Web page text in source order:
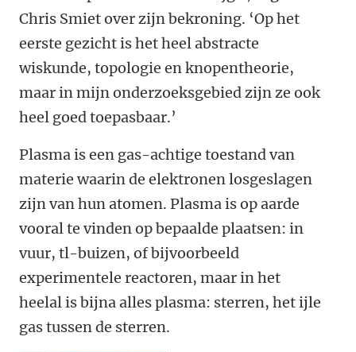
Chris Smiet over zijn bekroning. ‘Op het
eerste gezicht is het heel abstracte
wiskunde, topologie en knopentheorie,
maar in mijn onderzoeksgebied zijn ze ook
heel goed toepasbaar.’
Plasma is een gas-achtige toestand van
materie waarin de elektronen losgeslagen
zijn van hun atomen. Plasma is op aarde
vooral te vinden op bepaalde plaatsen: in
vuur, tl-buizen, of bijvoorbeeld
experimentele reactoren, maar in het
heelal is bijna alles plasma: sterren, het ijle
gas tussen de sterren.